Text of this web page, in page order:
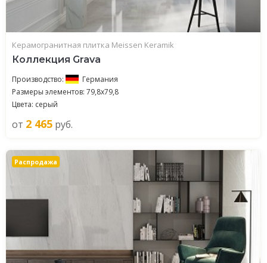
Керамогранитная плитка Meissen Keramik
Коллекция Grava
Производство:
Германия
Размеры элементов: 79,8x79,8
Цвета: серый
от 2 465 руб.
Распродажа